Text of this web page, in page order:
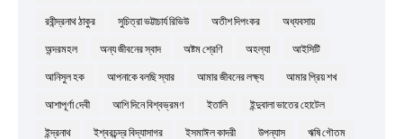
রবীন্দ্রনাথ ঠাকুর সুচিত্রা ভট্টাচার্য রিভিউ অতীশ দিপংকর অধ্যবসায়
অন্দরমহল অন্য জীবনের স্বাদ অষ্টম শ্রেণি অহল্যা আইসিটি
আনিসুল হক আপনাকে বলছি স্যার আমার জীবনের লক্ষ্য আমার প্রিয় শখ
আশাপূর্ণা দেবী আশি দিনে বিশ্বভ্রমণ ইতালি ইন্দুবালা ভাতের হোটেল
ইন্দ্রনাথ ইশ্বরচন্দ্র বিদ্যাসাগর ইসমাঈল কাদরী উপন্যাস ঋষি গৌতম